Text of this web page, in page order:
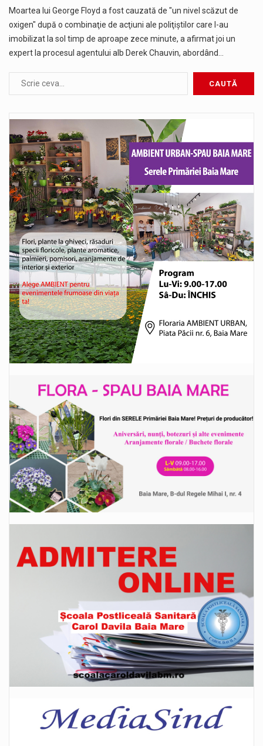
Moartea lui George Floyd a fost cauzată de "un nivel scăzut de
oxigen" după o combinaţie de acţiuni ale poliţiştilor care l-au
imobilizat la sol timp de aproape zece minute, a afirmat joi un
expert la procesul agentului alb Derek Chauvin, abordând…